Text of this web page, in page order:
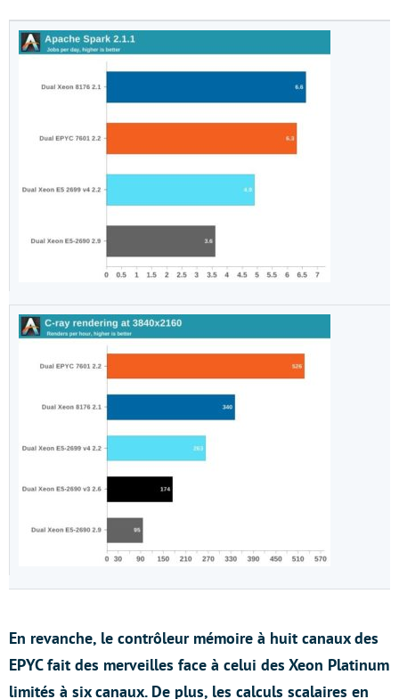
En revanche, le contrôleur mémoire à huit canaux des
EPYC fait des merveilles face à celui des Xeon Platinum
limités à six canaux. De plus, les calculs scalaires en